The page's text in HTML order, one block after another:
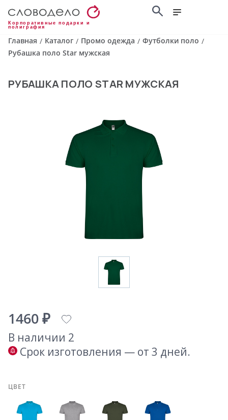
Корпоративные подарки и
полиграфия
Главная / Каталог / Промо одежда / Футболки поло /
Рубашка поло Star мужская
РУБАШКА ПОЛО STAR МУЖСКАЯ
1460 ₽
В наличии 2
Срок изготовления — от 3 дней.
ЦВЕТ